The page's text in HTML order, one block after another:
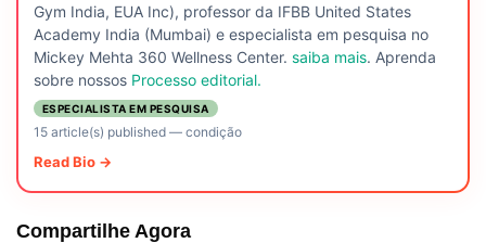
Gym India, EUA Inc), professor da IFBB United States
Academy India (Mumbai) e especialista em pesquisa no
Mickey Mehta 360 Wellness Center. saiba mais. Aprenda
sobre nossos Processo editorial.
ESPECIALISTA EM PESQUISA
15 article(s) published— condição
Read Bio →
Compartilhe Agora